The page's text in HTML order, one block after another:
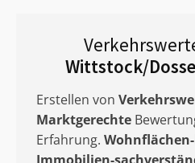
Wittstock/
Erstellen von
Marktgerechte
Erfahrung.